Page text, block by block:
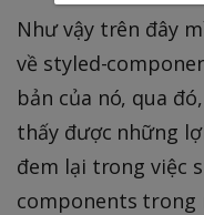
Như vậy trên đây
về styled-
bản của nó, qua
thấy được những
đem lại trong việc
components trong